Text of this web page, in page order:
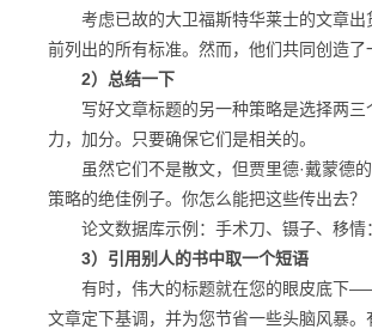
考虑已故的大卫福斯特华莱士的文章出
前列出的所有标准。然而，他们共同创造
2）总结一下
写好文章标题的另一种策略是选择两三
力，加分。
只要确保它们是相关的。
虽然它们不是散文，但贾里德·戴蒙德的
策略的绝佳例子。你怎么能把这些传出去？
论文数据库示例：手术刀、镊子、移
3）引用别人的书中取一个短语
有时，伟大的标题就在您的眼皮底下——
文章定下基调，并为您节省一些头脑风暴